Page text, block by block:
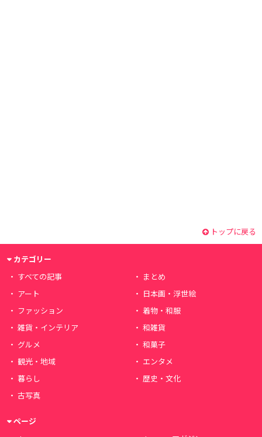
トップに戻る
カテゴリー
すべての記事
まとめ
アート
日本画・浮世絵
ファッション
着物・和服
雑貨・インテリア
和雑貨
グルメ
和菓子
観光・地域
エンタメ
暮らし
歴史・文化
古写真
ページ